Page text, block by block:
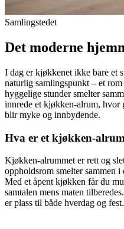
Samlingstedet
Det moderne
I dag er kjøkkenet ikke bare et
naturlig samlingspunkt – et
hyggelige stunder smelter
innrede et kjøkken-alrum, hvor
blir myke og innbydende.
Hva er et kjøkken-
Kjøkken-alrummet er rett og
oppholdsrom smelter sammen
Med et åpent kjøkken får du
samtalen mens maten
er plass til både hverdag og fest.